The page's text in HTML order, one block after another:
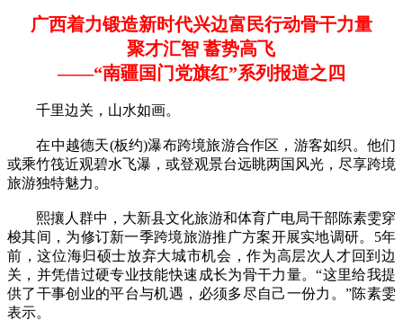
广西着力锻造新时代兴边富民行动骨干力量
聚才汇智 蓄势高飞
——“南疆国门党旗红”系列报道之四
千里边关，山水如画。
在中越德天(板约)瀑布跨境旅游合作区，游客如织。他们
或乘竹筏近观碧水飞瀑，或登观景台远眺两国风光，尽享跨境
旅游独特魅力。
熙攘人群中，大新县文化旅游和体育广电局干部陈素雯穿
梭其间，为修订新一季跨境旅游推广方案开展实地调研。5年
前，这位海归硕士放弃大城市机会，作为高层次人才回到边
关，并凭借过硬专业技能快速成长为骨干力量。“这里给我提
供了干事创业的平台与机遇，必须多尽自己一份力。”陈素雯
表示。